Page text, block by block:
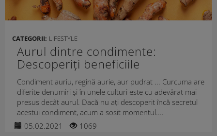
CATEGORII: LIFESTYLE
Aurul dintre condimente:
Descoperiți beneficiile
turmericului
Condiment auriu, regină aurie, aur pudrat ... Curcuma are
diferite denumiri și în unele culturi este cu adevărat mai
presus decât aurul. Dacă nu ați descoperit încă secretul
acestui condiment, acum a sosit momentul....
05.02.2021
1069